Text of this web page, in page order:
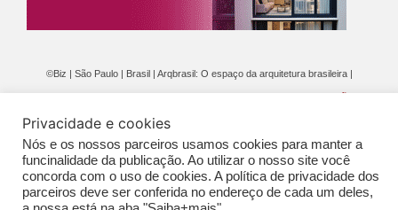
©Biz | São Paulo | Brasil | Arqbrasil: O espaço da arquitetura brasileira |
GERAIS DE PUBLICAÇÃO (CGP
Privacidade e cookies
Nós e os nossos parceiros usamos cookies para manter a
funcinalidade da publicação. Ao utilizar o nosso site você
concorda com o uso de cookies. A política de privacidade dos
parceiros deve ser conferida no endereço de cada um deles,